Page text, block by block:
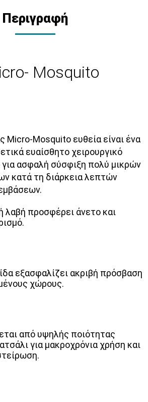
Περιγραφή
Mosquito
Micro-Mosquito ευθεία είναι ένα
ευαίσθητο χειρουργικό
για ασφαλή σύσφιξη πολύ μικρών
κατά τη διάρκεια λεπτών
λαβή προσφέρει άνετο και
εξασφαλίζει ακριβή πρόσβαση
χώρους.
από υψηλής ποιότητας
για μακροχρόνια χρήση και